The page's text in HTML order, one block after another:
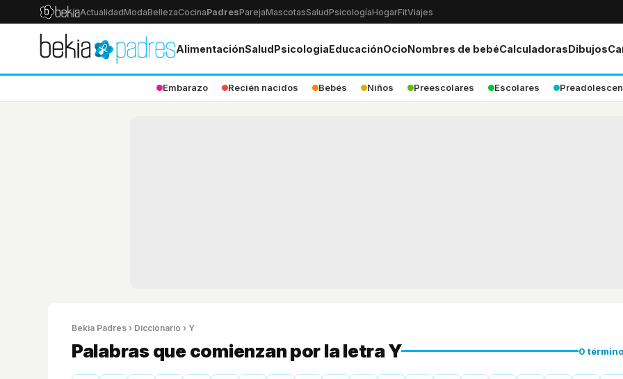
ActualidadModaBellezaCocinaPadresParejaMascotasSaludPsicologíaHogarFitViajes
AlimentaciónSaludPsicologiaEducaciónOcioNombres de bebéCalculadorasDibujos
Embarazo Recién nacidos Bebés Niños Preescolares Escolares
Bekia Padres › Diccionario › Y
Palabras que comienzan por la letra Y 0